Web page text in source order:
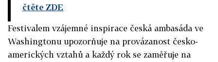
čtěte ZDE
Festivalem vzájemné inspirace česká ambasáda ve
Washingtonu upozorňuje na provázanost česko-
amerických vztahů a každý rok se zaměřuje na